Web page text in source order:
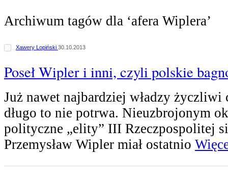
Archiwum tagów dla ‘afera Wiplera’
Xawery Lopiński 30.10.2013
Poseł Wipler i inni, czyli polskie
Już nawet najbardziej władzy życzliwi
długo to nie potrwa. Nieuzbrojonym
polityczne „elity” III Rzeczpospolitej
Przemysław Wipler miał ostatnio